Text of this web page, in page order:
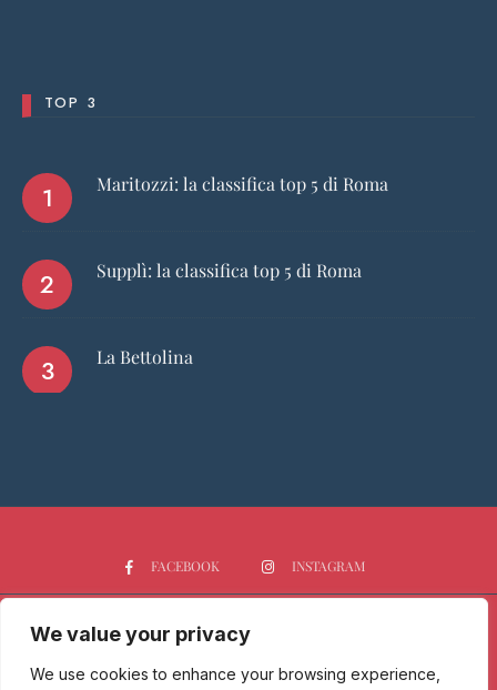
We value your privacy
We use cookies to enhance your browsing experience,
TOP 3
Maritozzi: la classifica top 5 di Roma
Supplì: la classifica top 5 di Roma
La Bettolina
FACEBOOK INSTAGRAM
HOME CHI SIAMO